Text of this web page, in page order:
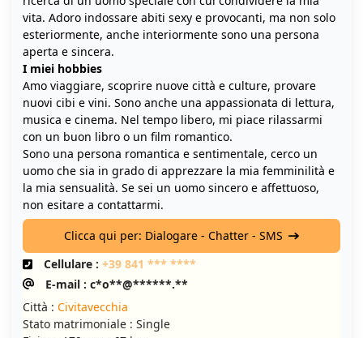
vita. Adoro indossare abiti sexy e provocanti, ma non solo
esteriormente, anche interiormente sono una persona
aperta e sincera.
I miei hobbies
Amo viaggiare, scoprire nuove città e culture, provare
nuovi cibi e vini. Sono anche una appassionata di lettura,
musica e cinema. Nel tempo libero, mi piace rilassarmi
con un buon libro o un film romantico.
Sono una persona romantica e sentimentale, cerco un
uomo che sia in grado di apprezzare la mia femminilità e
la mia sensualità. Se sei un uomo sincero e affettuoso,
non esitare a contattarmi.
Clicca qui per: Dialogare - Chatter - SMS
Cellulare : +39 841 *** ****
E-mail : c*o**@******.**
Città : Civitavecchia
Stato matrimoniale : Single